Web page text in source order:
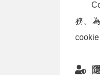
務。
cookie